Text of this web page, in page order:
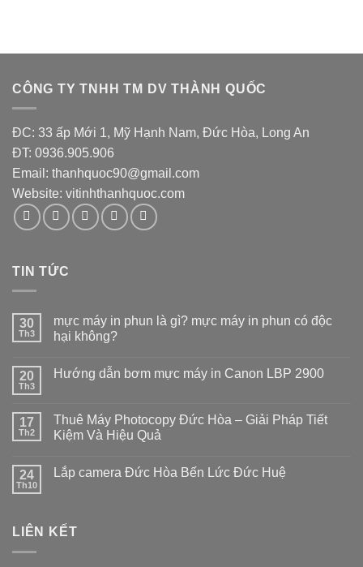
CÔNG TY TNHH TM DV THÀNH QUỐC
ĐC: 33 ấp Mới 1, Mỹ Hạnh Nam, Đức Hòa, Long An
ĐT: 0936.905.906
Email: thanhquoc90@gmail.com
Website: vitinhthanhquoc.com
TIN TỨC
30
Th3
mực máy in phun là gì? mực máy in phun có độc
hại không?
20
Th3
Hướng dẫn bơm mực máy in Canon LBP 2900
17
Th2
Thuê Máy Photocopy Đức Hòa – Giải Pháp Tiết
Kiệm Và Hiệu Quả
24
Th10
Lắp camera Đức Hòa Bến Lức Đức Huệ
LIÊN KẾT